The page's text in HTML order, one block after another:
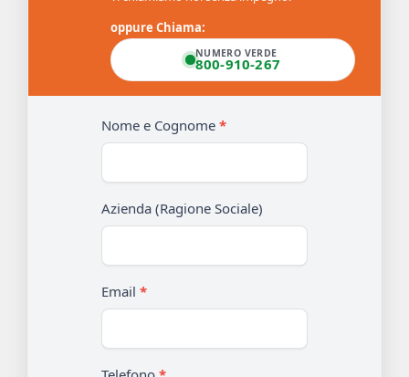
oppure Chiama:
NUMERO VERDE
800-910-267
Info
bando
turismo
Nome e Cognome*
Azienda (Ragione Sociale)
Email*